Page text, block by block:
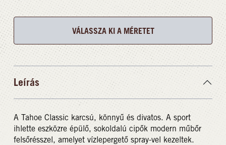
VÁLASSZA KI A MÉRETET
Leírás
A Tahoe Classic karcsú, könnyű és divatos. A sport
ihlette eszközre épülő, sokoldalú cipők modern műbőr
felsőrésszel, amelyet vízlepergető spray-vel kezeltek.